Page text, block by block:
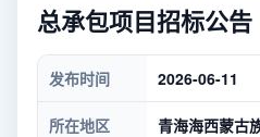
总承包项目招标公告
发布时间 2026-06-11
所在地区 青海海西蒙古